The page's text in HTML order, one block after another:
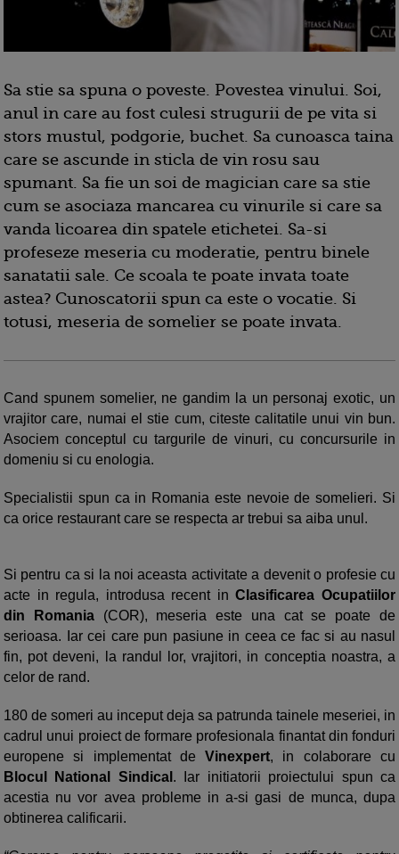
Sa stie sa spuna o poveste. Povestea vinului. Soi,
anul in care au fost culesi strugurii de pe vita si
stors mustul, podgorie, buchet. Sa cunoasca taina
care se ascunde in sticla de vin rosu sau
spumant. Sa fie un soi de magician care sa stie
cum se asociaza mancarea cu vinurile si care sa
vanda licoarea din spatele etichetei. Sa-si
profeseze meseria cu moderatie, pentru binele
sanatatii sale. Ce scoala te poate invata toate
astea? Cunoscatorii spun ca este o vocatie. Si
totusi, meseria de somelier se poate invata.
Cand spunem somelier, ne gandim la un personaj exotic, un
vrajitor care, numai el stie cum, citeste calitatile unui vin bun.
Asociem conceptul cu targurile de vinuri, cu concursurile in
domeniu si cu enologia.
Specialistii spun ca in Romania este nevoie de somelieri. Si
ca orice restaurant care se respecta ar trebui sa aiba unul.
Si pentru ca si la noi aceasta activitate a devenit o profesie cu
acte in regula, introdusa recent in Clasificarea Ocupatiilor
din Romania (COR), meseria este una cat se poate de
serioasa. Iar cei care pun pasiune in ceea ce fac si au nasul
fin, pot deveni, la randul lor, vrajitori, in conceptia noastra, a
celor de rand.
180 de someri au inceput deja sa patrunda tainele meseriei, in
cadrul unui proiect de formare profesionala finantat din fonduri
europene si implementat deVinexpert, in colaborare cu
Blocul National Sindical . Iar initiatorii proiectului spun ca
acestia nu vor avea probleme in a-si gasi de munca, dupa
obtinerea calificarii.